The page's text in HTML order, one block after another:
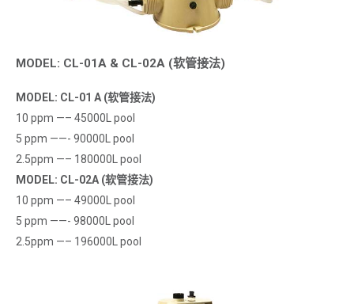
MODEL: CL-01A & CL-02A (软管接法)
MODEL: CL-01 A (软管接法)
10 ppm —– 45000L pool
5 ppm ——- 90000L pool
2.5ppm —– 180000L pool
MODEL: CL-02A (软管接法)
10 ppm —– 49000L pool
5 ppm ——- 98000L pool
2.5ppm —– 196000L pool